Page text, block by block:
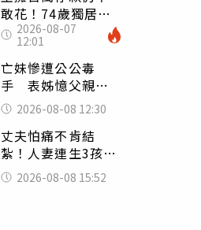
敢花！74歲獨居翁
「1餐只吃1片吐
司」 半年後暴瘦
嚇壞女兒
2026-08-07
12:01
亡妹慘遭公公毒
手 表姊憶父親節
前夕：小舅舅仍到
殯儀館陪她說話
2026-08-08 12:30
丈夫怕痛不肯結
紮！人妻連生3孩
控遭家暴淚喊：真
的好累
2026-08-08 15:52